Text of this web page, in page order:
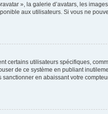
», la galerie d’avatars, les
aux utilisateurs. Si vous ne
certains utilisateurs spécifiques,
de ce système en publiant
en abaissant votre